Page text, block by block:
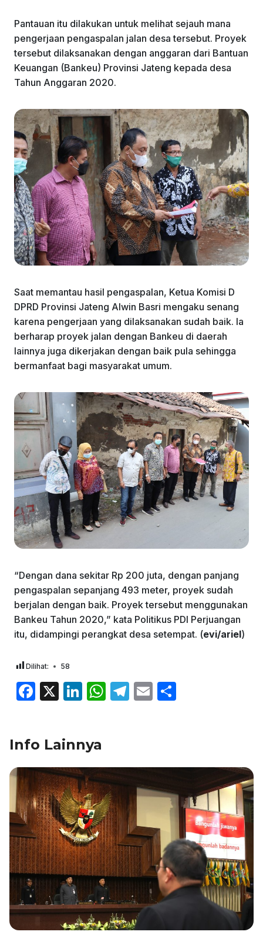
Pantauan itu dilakukan untuk melihat sejauh mana
pengerjaan pengaspalan jalan desa tersebut. Proyek
tersebut dilaksanakan dengan anggaran dari Bantuan
Keuangan (Bankeu) Provinsi Jateng kepada desa
Tahun Anggaran 2020.
Saat memantau hasil pengaspalan, Ketua Komisi D
DPRD Provinsi Jateng Alwin Basri mengaku senang
karena pengerjaan yang dilaksanakan sudah baik. Ia
berharap proyek jalan dengan Bankeu di daerah
lainnya juga dikerjakan dengan baik pula sehingga
bermanfaat bagi masyarakat umum.
“Dengan dana sekitar Rp 200 juta, dengan panjang
pengaspalan sepanjang 493 meter, proyek sudah
berjalan dengan baik. Proyek tersebut menggunakan
Bankeu Tahun 2020,” kata Politikus PDI Perjuangan
itu, didampingi perangkat desa setempat. (evi/ariel)
Dilihat: 58
F
e
b
o
o
k
X
Li
e
dI
n
W
A
p
p
T
a
m
E
Info Lainnya